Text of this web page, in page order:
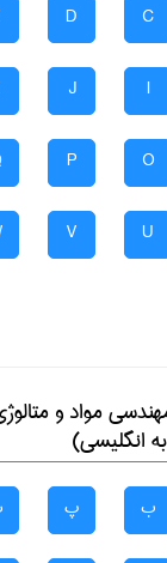
C
D
I
J
O
P
U
V
مواد و
انگلیسی)
ب پ